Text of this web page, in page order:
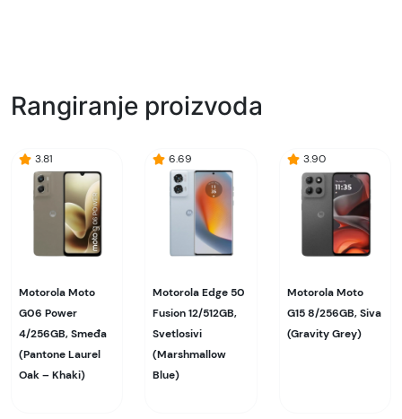
Mobilni telefon
AITONIX
EAN:
840023270949
Kina
Prava potrošača:
Zagarantovana sva prava kupaca po osnovu
zakona o zaštiti potrošača. Detaljnije o ugovoru
Rangiranje proizvoda
3.81
Motorola Moto
G06 Power
4/256GB, Smeđa
(Pantone Laurel
Oak – Khaki)
6.69
Motorola Edge 50
Fusion 12/512GB,
Svetlosivi
(Marshmallow
Blue)
3.90
Motorola Moto
G15 8/256GB, Siva
(Gravity Grey)